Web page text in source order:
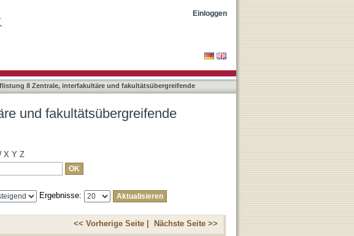
Einloggen
8 Zentrale, interfakultäre und fakultätsübergreifende
und fakultätsübergreifende
X Y Z
Ergebnisse:
<< Vorherige Seite | Nächste Seite >>